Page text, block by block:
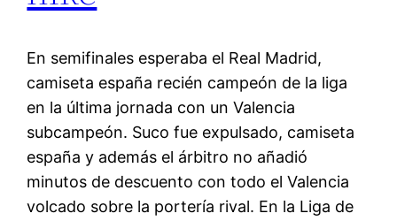
En semifinales esperaba el Real Madrid,
camiseta españa recién campeón de la liga
en la última jornada con un Valencia
subcampeón. Suco fue expulsado, camiseta
españa y además el árbitro no añadió
minutos de descuento con todo el Valencia
volcado sobre la portería rival. En la Liga de